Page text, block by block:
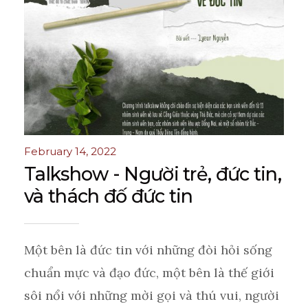
February 14, 2022
Talkshow - Người trẻ, đức tin,
và thách đố đức tin
Một bên là đức tin với những đòi hỏi sống
chuẩn mực và đạo đức, một bên là thế giới
sôi nổi với những mời gọi và thú vui, người